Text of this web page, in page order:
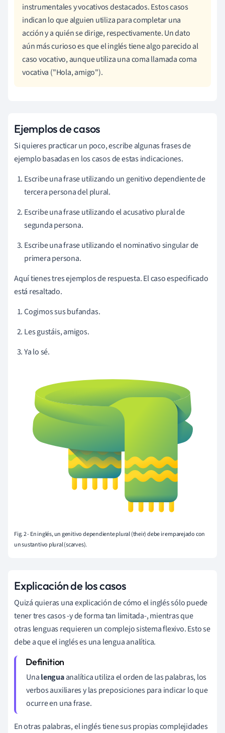
instrumentales y vocativos destacados. Estos casos
indican lo que alguien utiliza para completar una
acción y a quién se dirige, respectivamente. Un dato
aún más curioso es que el inglés tiene algo parecido al
caso vocativo, aunque utiliza una coma llamada coma
vocativa ("Hola, amigo").
Ejemplos de casos
Si quieres practicar un poco, escribe algunas frases de
ejemplo basadas en los casos de estas indicaciones.
Escribe una frase utilizando un genitivo dependiente de
tercera persona del plural.
Escribe una frase utilizando el acusativo plural de
segunda persona.
Escribe una frase utilizando el nominativo singular de
primera persona.
Aquí tienes tres ejemplos de respuesta. El caso especificado
está resaltado.
Cogimossusbufandas.
Les gustáis,amigos.
Yalo sé.
Fig. 2 - En inglés, un genitivo dependiente plural (their) debe ir emparejado con
un sustantivo plural (scarves).
Explicación de los casos
Quizá quieras una explicación de cómo el inglés sólo puede
tener tres casos -y de forma tan limitada-, mientras que
otras lenguas requieren un complejo sistema flexivo. Esto se
debe a que el inglés es una lengua analítica.
Unalenguaanalítica utiliza el orden de las palabras, los
verbos auxiliares y las preposiciones para indicar lo que
ocurre en una frase.
En otras palabras, el inglés tiene sus propias complejidades